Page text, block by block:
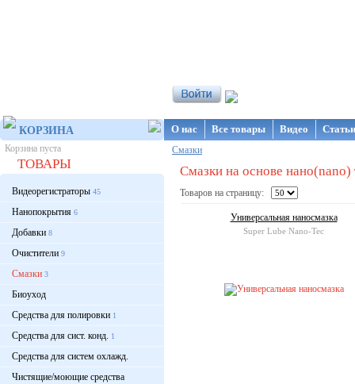
КОРЗИНА
Корзина пуста
ТОВАРЫ
Видеорегистраторы 45
Нанопокрытия 6
Добавки 8
Очистители 9
Смазки 3
Биоуход
Средства для полировки 1
Средства для сист. конд. 1
Средства для систем охлажд.
Чистящие/моющие средства
О нас Все товары Видео
Смазки
Смазки на основе нано(nano)
Товаров на страницу:
Универсальная наносмазка
Super Lube Nano-Tec